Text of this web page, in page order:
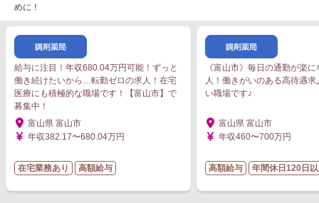
めに！
給与に注目！年収680.04万円可能！ずっと
働き続けたいから…転勤ゼロの求人！在宅
医療にも積極的な職場です！【富山市】で
募集中！
富山県 富山市
年収382.17〜680.04万円
在宅業務あり 高額給与
《富山市》毎日の通勤が楽
人！働きがいのある高待遇
い職場です♪
富山県 富山市
年収460〜700万円
高額給与 年間休日120日